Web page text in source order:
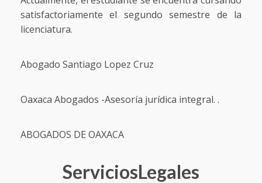
satisfactoriamente el segundo semestre de la
licenciatura.
Abogado Santiago Lopez Cruz
Oaxaca Abogados -Asesoría jurídica integral. .
ABOGADOS DE OAXACA
ServiciosLegales